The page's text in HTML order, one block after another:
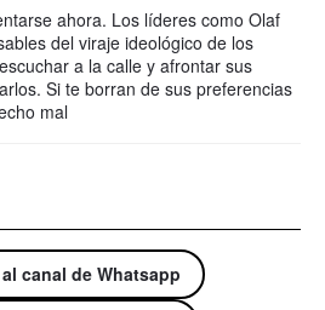
ahora. Los líderes como Olaf
del viraje ideológico de los
a la calle y afrontar sus
Si te borran de sus preferencias
mal
canal de Whatsapp